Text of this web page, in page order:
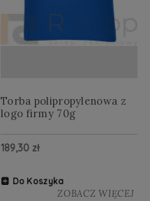
Torba polipropylenowa z
logo firmy 70g
189,30 zł
Do Koszyka
ZOBACZ WIĘCEJ